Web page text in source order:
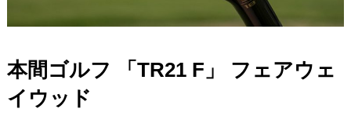
本間ゴルフ 「TR21 F」 フェアウェ
イウッド